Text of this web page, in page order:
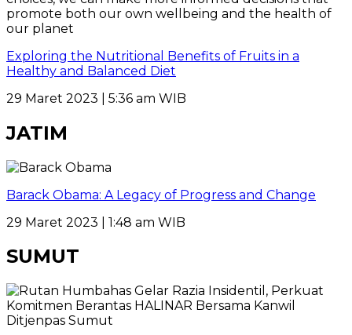
Exploring the Nutritional Benefits of Fruits in a
Healthy and Balanced Diet
29 Maret 2023 | 5:36 am WIB
JATIM
Barack Obama: A Legacy of Progress and Change
29 Maret 2023 | 1:48 am WIB
SUMUT